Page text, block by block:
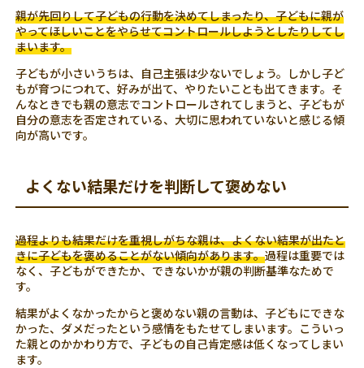
親が先回りして子どもの行動を決めてしまったり、子どもに親が
やってほしいことをやらせてコントロールしようとしたりしてし
まいます。
子どもが小さいうちは、自己主張は少ないでしょう。しかし子ど
もが育つにつれて、好みが出て、やりたいことも出てきます。そ
んなときでも親の意志でコントロールされてしまうと、子どもが
自分の意志を否定されている、大切に思われていないと感じる傾
向が高いです。
よくない結果だけを判断して褒めない
過程よりも結果だけを重視しがちな親は、よくない結果が出たと
きに子どもを褒めることがない傾向があります。過程は重要では
なく、子どもができたか、できないかが親の判断基準なためで
す。
結果がよくなかったからと褒めない親の言動は、子どもにできな
かった、ダメだったという感情をもたせてしまいます。こういっ
た親とのかかわり方で、子どもの自己肯定感は低くなってしまい
ます。